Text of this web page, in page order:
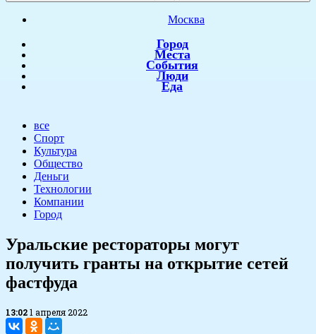
Москва
Город
Места
События
Люди
Еда
все
Спорт
Культура
Общество
Деньги
Технологии
Компании
Город
Уральские рестораторы могут
получить гранты на открытие сетей
фастфуда
13:021 апреля 2022